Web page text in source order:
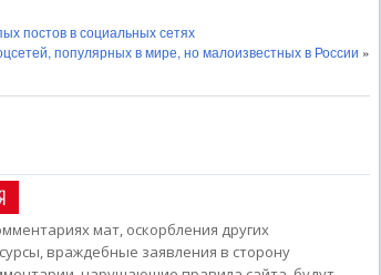
постов в социальных сетях
популярных в мире, но малоизвестных в России »
мат, оскорбления других
враждебные заявления в сторону